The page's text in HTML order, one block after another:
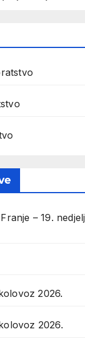
– 19.
2026.
2026.